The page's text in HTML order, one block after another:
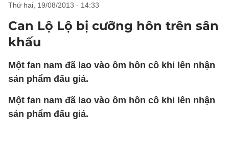
thứ hai, 19/08/2013 - 14:33
Can Lộ Lộ bị cưỡng hôn trên sân
khấu
Một fan nam đã lao vào ôm hôn cô khi lên nhận
sản phẩm đấu giá.
Một fan nam đã lao vào ôm hôn cô khi lên nhận
sản phẩm đấu giá.